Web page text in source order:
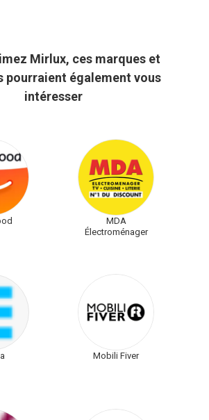
Mirlux, ces marques et
pourraient également vous
intéresser
MDA
Électroménager
Mobili Fiver